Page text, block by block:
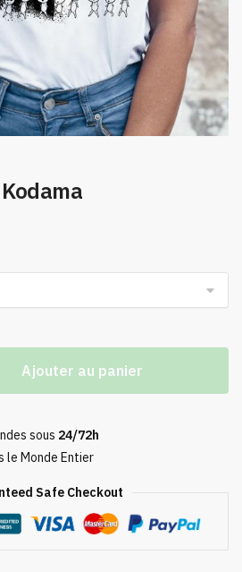
Ajouter au panier
sous 24/72h
le Monde Entier
Safe Checkout